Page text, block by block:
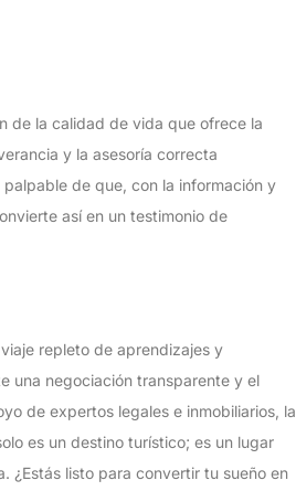
de la calidad de vida que ofrece la
y la asesoría correcta
de que, con la información y
así en un testimonio de
repleto de aprendizajes y
una negociación transparente y el
de expertos legales e inmobiliarios, la
es un destino turístico; es un lugar
¿Estás listo para convertir tu sueño en